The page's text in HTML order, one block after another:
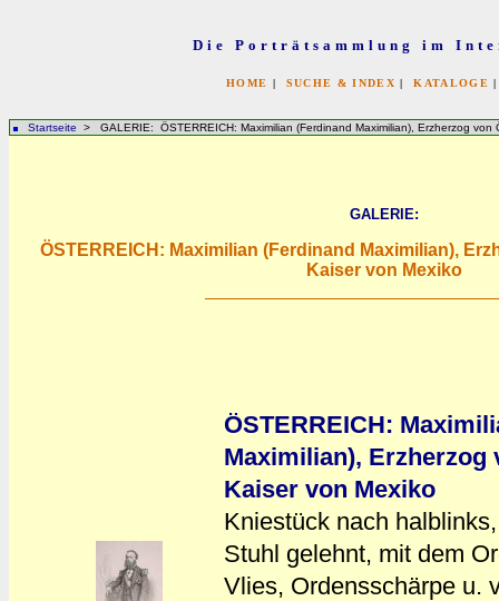
Die Porträtsammlung im
HOME | SUCHE & INDEX |KATALOGE
Startseite > GALERIE: ÖSTERREICH: Maximilian (Ferdinand Maximilian), Erzherzog von
GALERIE:
ÖSTERREICH: Maximilian (Ferdinand Maximilian),
Kaiser von Mexiko
ÖSTERREICH:
Maximilian), Erzherzog
Kaiser von Mexiko
Kniestück nach
Stuhl gelehnt, mit dem
Vlies, Ordensschärpe u.